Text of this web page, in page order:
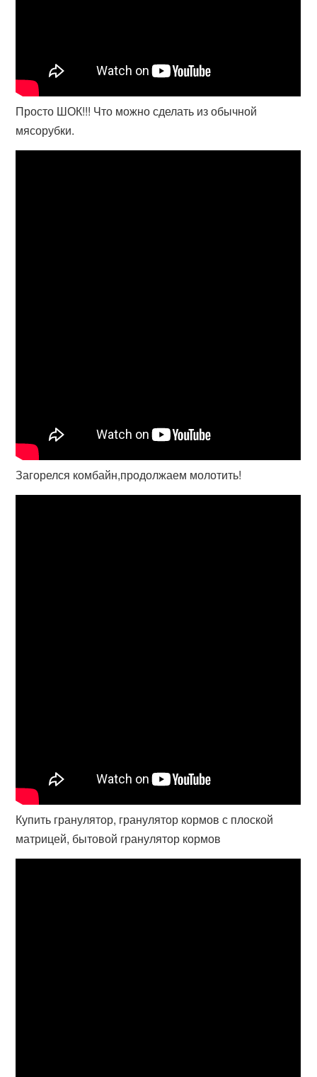
Просто ШОК!!! Что можно сделать из обычной
мясорубки.
Загорелся комбайн,продолжаем молотить!
Купить гранулятор, гранулятор кормов с плоской
матрицей, бытовой гранулятор кормов